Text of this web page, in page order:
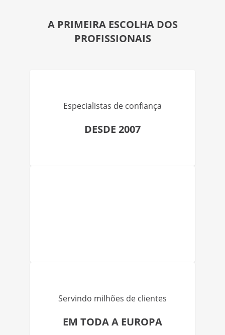
A PRIMEIRA ESCOLHA DOS
PROFISSIONAIS
Especialistas de confiança
DESDE 2007
Servindo milhões de clientes
EM TODA A EUROPA